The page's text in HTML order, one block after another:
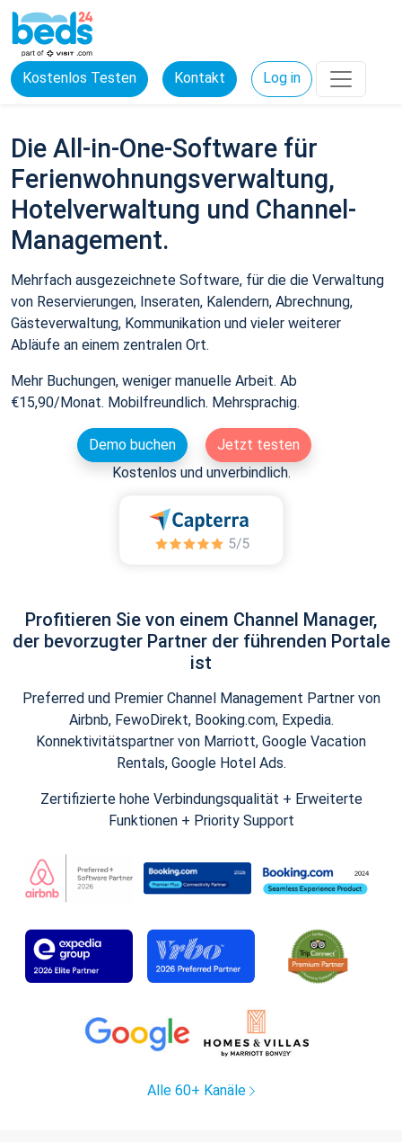
Kostenlos Testen Kontakt Log in
Die All-in-One-Software für
Ferienwohnungsverwaltung,
Hotelverwaltung und Channel-
Management.
Mehrfach ausgezeichnete Software, für die die Verwaltung
von Reservierungen, Inseraten, Kalendern, Abrechnung,
Gästeverwaltung, Kommunikation und vieler weiterer
Abläufe an einem zentralen Ort.
Mehr Buchungen, weniger manuelle Arbeit. Ab
€15,90/Monat. Mobilfreundlich. Mehrsprachig.
Demo buchen
Jetzt testen
Kostenlos und unverbindlich.
Profitieren Sie von einem Channel Manager,
der bevorzugter Partner der führenden Portale
ist
Preferred und Premier Channel Management Partner von
Airbnb, FewoDirekt, Booking.com, Expedia.
Konnektivitätspartner von Marriott, Google Vacation
Rentals, Google Hotel Ads.
Zertifizierte hohe Verbindungsqualität + Erweiterte
Funktionen + Priority Support
Alle 60+ Kanäle